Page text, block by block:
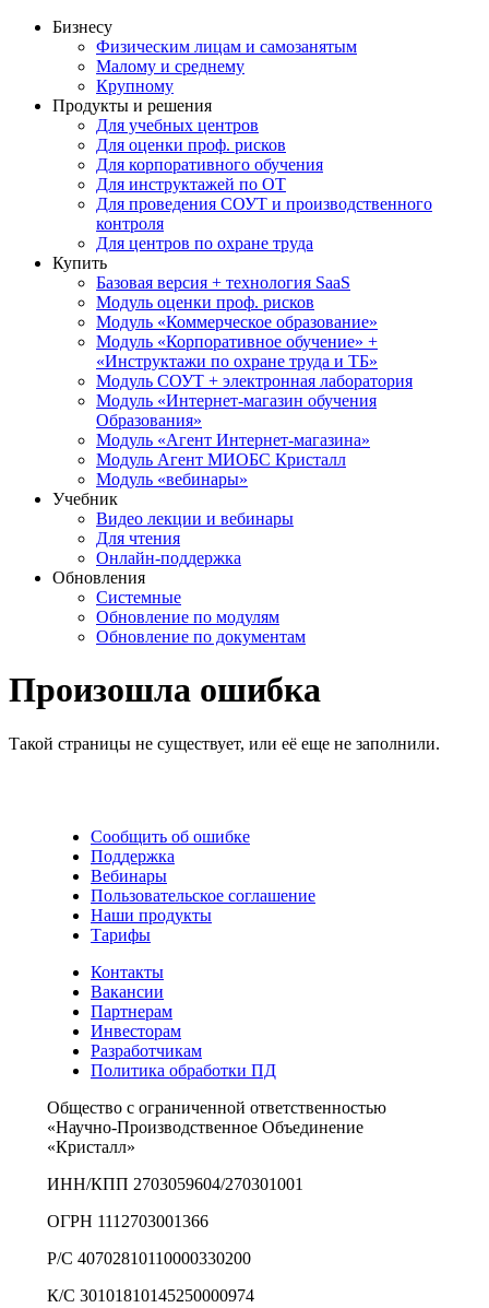
Бизнесу
Физическим лицам и самозанятым
Малому и среднему
Крупному
Продукты и решения
Для учебных центров
Для оценки проф. рисков
Для корпоративного обучения
Для инструктажей по ОТ
Для проведения СОУТ и производственного
контроля
Для центров по охране труда
Купить
Базовая версия + технология SaaS
Модуль оценки проф. рисков
Модуль «Коммерческое образование»
Модуль «Корпоративное обучение» +
«Инструктажи по охране труда и ТБ»
Модуль СОУТ + электронная лаборатория
Модуль «Интернет-магазин обучения
Образования»
Модуль «Агент Интернет-магазина»
Модуль Агент МИОБС Кристалл
Модуль «вебинары»
Учебник
Видео лекции и вебинары
Для чтения
Онлайн-поддержка
Обновления
Системные
Обновление по модулям
Обновление по документам
Произошла ошибка
Такой страницы не существует, или её еще не заполнили.
Сообщить об ошибке
Поддержка
Вебинары
Пользовательское соглашение
Наши продукты
Тарифы
Контакты
Вакансии
Партнерам
Инвесторам
Разработчикам
Политика обработки ПД
Общество с ограниченной ответственностью
«Научно-Производственное Объединение
«Кристалл»
ИНН/КПП 2703059604/270301001
ОГРН 1112703001366
Р/С 40702810110000330200
К/С 30101810145250000974